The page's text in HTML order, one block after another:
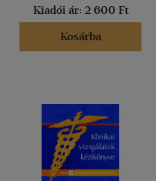
Kiadói ár: 2 600 Ft
Kosárba